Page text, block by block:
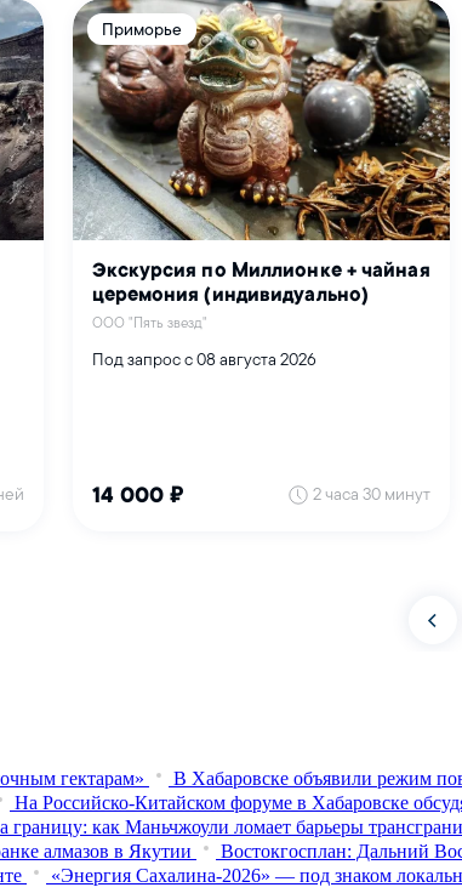
гектарам»
В Хабаровске объявили режим
На Российско-Китайском форуме в Хабаровске
как Маньчжоули ломает барьеры
алмазов в Якутии
Востокгосплан: Дальний
«Энергия Сахалина-2026» — под знаком